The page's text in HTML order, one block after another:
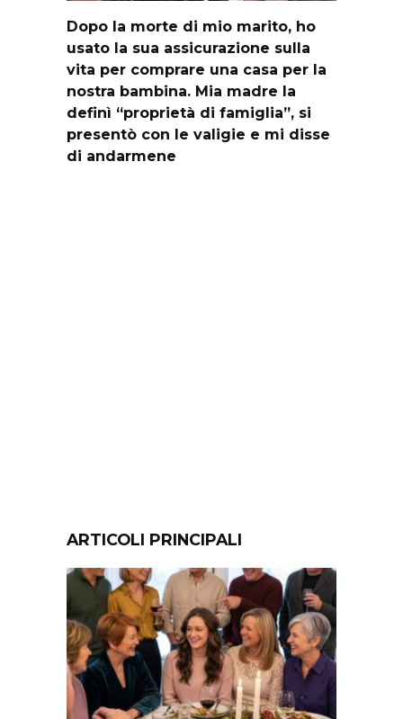
Dopo la morte di mio marito, ho
usato la sua assicurazione sulla
vita per comprare una casa per la
nostra bambina. Mia madre la
definì “proprietà di famiglia”, si
presentò con le valigie e mi disse
di andarmene
ARTICOLI PRINCIPALI